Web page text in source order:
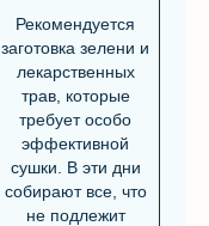
Рекомендуется
заготовка зелени и
лекарственных
трав, которые
требует особо
эффективной
сушки. В эти дни
собирают все, что
не подлежит